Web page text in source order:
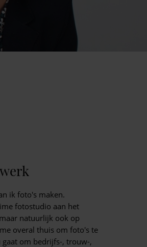
ik foto's maken.
fotostudio aan het
natuurlijk ook op
overal thuis om foto's te
om bedrijfs-, trouw-,